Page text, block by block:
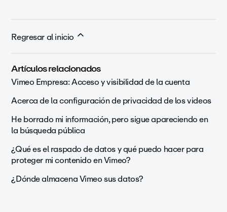
Regresar al inicio
Artículos relacionados
Vimeo Empresa: Acceso y visibilidad de la cuenta
Acerca de la configuración de privacidad de los videos
He borrado mi información, pero sigue apareciendo en
la búsqueda pública
¿Qué es el raspado de datos y qué puedo hacer para
proteger mi contenido en Vimeo?
¿Dónde almacena Vimeo sus datos?